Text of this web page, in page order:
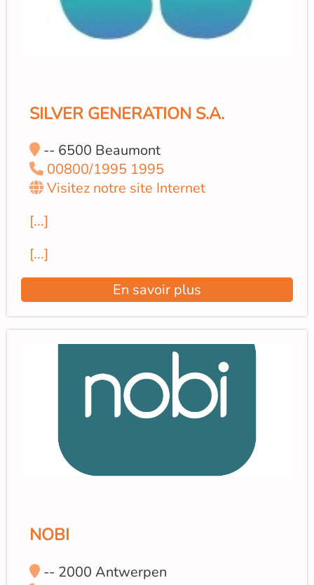
SILVER GENERATION S.A.
-- 6500 Beaumont
00800/1995 1995
Visitez notre site Internet
[...]
[...]
En savoir plus
NOBI
-- 2000 Antwerpen